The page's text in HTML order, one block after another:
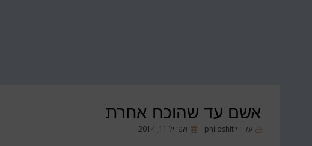
אשם עד שהוכח אחרת
על ידיphiloshit
פורסםאפריל 11, 2014